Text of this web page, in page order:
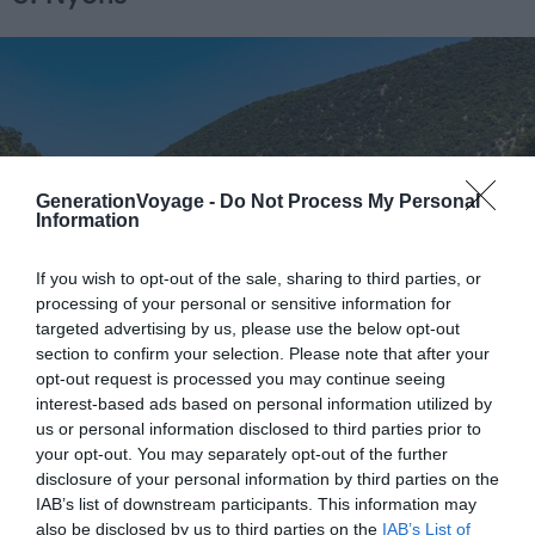
GenerationVoyage - Do Not Process My Personal
Information
If you wish to opt-out of the sale, sharing to third parties, or
processing of your personal or sensitive information for
targeted advertising by us, please use the below opt-out
section to confirm your selection. Please note that after your
opt-out request is processed you may continue seeing
interest-based ads based on personal information utilized by
us or personal information disclosed to third parties prior to
your opt-out. You may separately opt-out of the further
disclosure of your personal information by third parties on the
IAB’s list of downstream participants. This information may
also be disclosed by us to third parties on the IAB’s List of
Crédit photo : Shutterstock – travelview
Direction la Drôme pour faire du parapente dans les